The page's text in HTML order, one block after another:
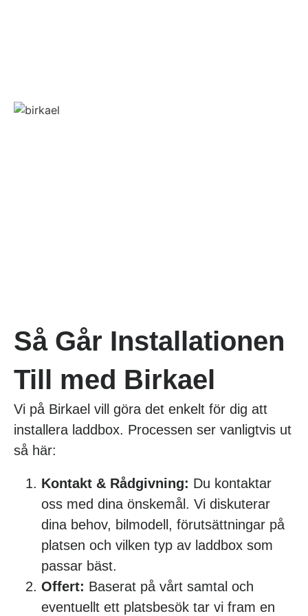
Så Går Installationen
Till med Birkael
Vi på Birkael vill göra det enkelt för dig att
installera laddbox. Processen ser vanligtvis ut
så här:
Kontakt & Rådgivning: Du kontaktar
oss med dina önskemål. Vi diskuterar
dina behov, bilmodell, förutsättningar på
platsen och vilken typ av laddbox som
passar bäst.
Offert: Baserat på vårt samtal och
eventuellt ett platsbesök tar vi fram en